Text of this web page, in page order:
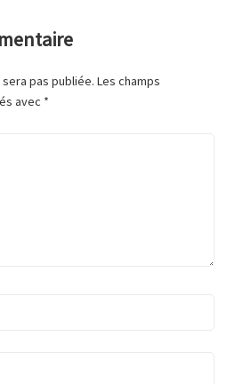
pas publiée. Les champs
avec *